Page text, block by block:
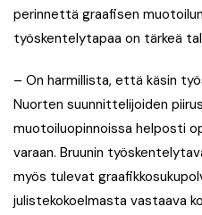
perinnettä graafisen
työskentelytapaa on tärkeä
– On harmillista, että käsin
Nuorten suunnittelijoiden
muotoiluopinnoissa helposti
varaan. Bruunin
myös tulevat
julistekokoelmasta vastaava